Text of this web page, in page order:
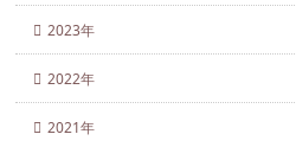
2023年
2022年
2021年